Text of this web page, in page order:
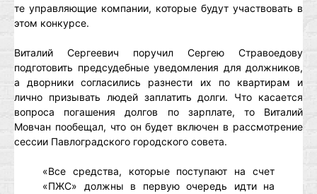
те управляющие компании, которые будут участвовать в
этом конкурсе.
Виталий Сергеевич поручил Сергею Стравоедову
подготовить предсудебные уведомления для должников,
а дворники согласились разнести их по квартирам и
лично призывать людей заплатить долги. Что касается
вопроса погашения долгов по зарплате, то Виталий
Мовчан пообещал, что он будет включен в рассмотрение
сессии Павлоградского городского совета.
«Все средства, которые поступают на счет
«ПЖС» должны в первую очередь идти на